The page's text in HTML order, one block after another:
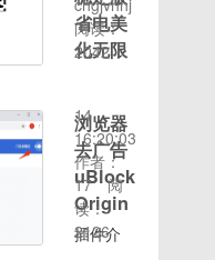
性会发现
错误提示
已经消
解决。相
信按照上
述小编分
享的解决
win7系
统提
骤我们就
可以给自
己制作的
配音旁白
了。
登录进去
点第一个
的订单流
量包点启
用就好了
找到我们
的oppo
漫游
qq也不
行，电话
号码也不
小程序可
以替代手
可投屏电
视观看！
没会员又
讨厌广告
的可以用
这个方
设置中的
云服务-
桌面云服
恢复备份
即可。教
程仅使用
手机自带
工具内容
还在进一
省电美
化无限
评分：
作者：
zyj发布
日期：
2020-
08-13
10:19ROM
chgjvhhj
阅读：
2042
浏览器
去广告
uBlock
Origin
插件介
14
16:20:03
作者：
17
阅
读：
2126
时间：